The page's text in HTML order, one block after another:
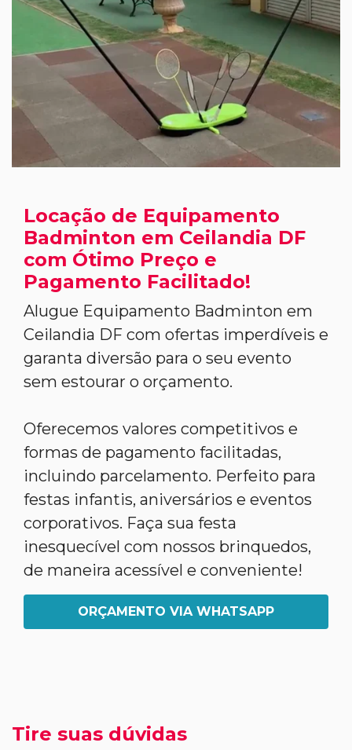
Locação de Equipamento
Badminton em Ceilandia DF
com Ótimo Preço e
Pagamento Facilitado!
Alugue Equipamento Badminton em
Ceilandia DF com ofertas imperdíveis e
garanta diversão para o seu evento
sem estourar o orçamento.
Oferecemos valores competitivos e
formas de pagamento facilitadas,
incluindo parcelamento. Perfeito para
festas infantis, aniversários e eventos
corporativos. Faça sua festa
inesquecível com nossos brinquedos,
de maneira acessível e conveniente!
ORÇAMENTO VIA WHATSAPP
Tire suas dúvidas